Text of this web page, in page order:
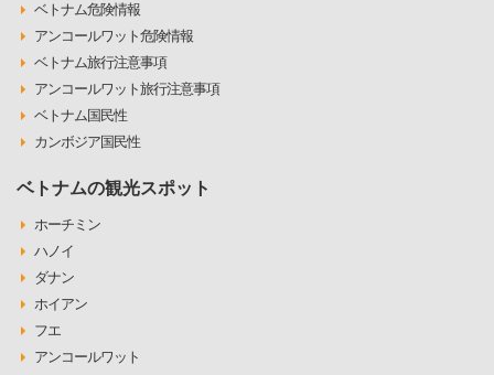
ベトナム危険情報
アンコールワット危険情報
ベトナム旅行注意事項
アンコールワット旅行注意事項
ベトナム国民性
カンボジア国民性
ベトナムの観光スポット
ホーチミン
ハノイ
ダナン
ホイアン
フエ
アンコールワット